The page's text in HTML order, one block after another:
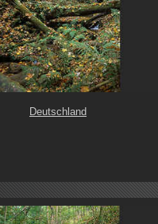
Deutschland